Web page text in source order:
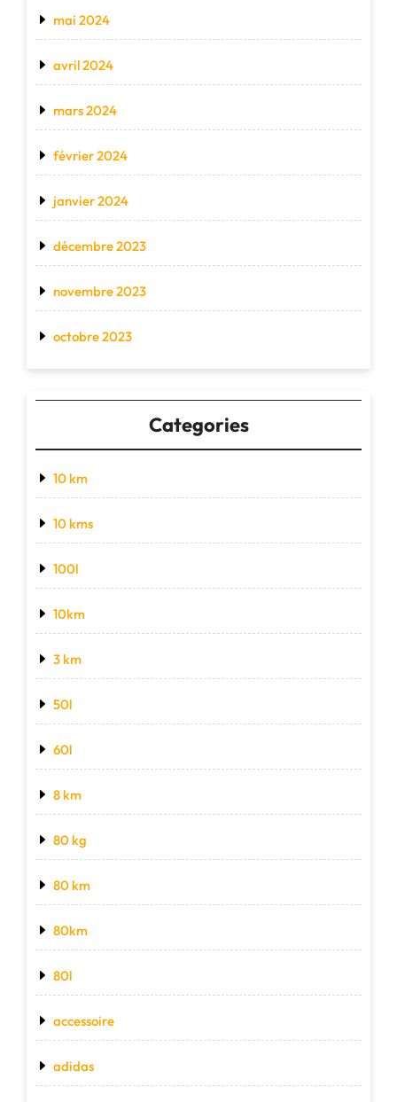
mai 2024
avril 2024
mars 2024
février 2024
janvier 2024
décembre 2023
novembre 2023
octobre 2023
Categories
10 km
10 kms
100l
10km
3 km
50l
60l
8 km
80 kg
80 km
80km
80l
accessoire
adidas